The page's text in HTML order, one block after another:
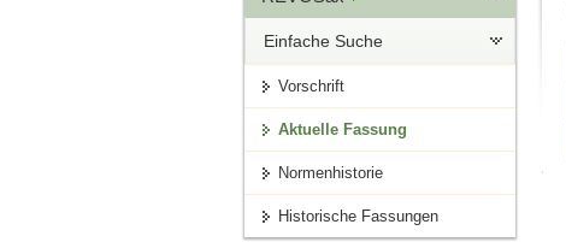
Einfache Suche
Vorschrift
Aktuelle Fassung
Normenhistorie
Historische Fassungen